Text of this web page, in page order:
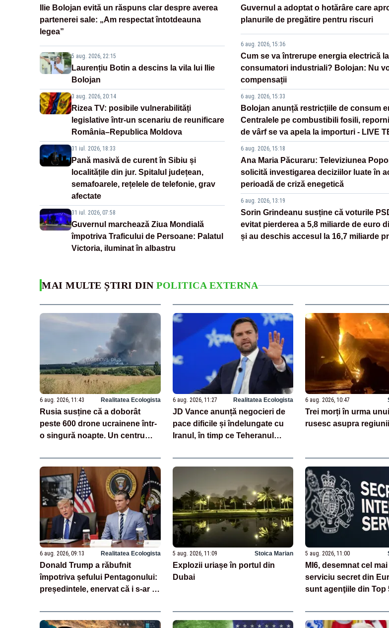
Ilie Bolojan evită un răspuns clar despre averea
partenerei sale: „Am respectat întotdeauna
legea”
5 aug. 2026, 22:15
Laurențiu Botin a descins la vila lui Ilie
Bolojan
3 aug. 2026, 20:14
Rizea TV: posibile vulnerabilități
legislative într-un scenariu de reunificare
România–Republica Moldova
31 iul. 2026, 18:33
Pană masivă de curent în Sibiu și
localitățile din jur. Spitalul județean,
semafoarele, rețelele de telefonie, grav
afectate
31 iul. 2026, 07:58
Guvernul marchează Ziua Mondială
împotriva Traficului de Persoane: Palatul
Victoria, iluminat în albastru
Guvernul a adoptat o hotărâre care
planurile de pregătire pentru riscuri
6 aug. 2026, 15:36
Cum se va întrerupe energia electrică
consumatori industriali? Bolojan: Nu
compensații
6 aug. 2026, 15:33
Bolojan anunță restricțiile de consum
Centralele pe combustibili fosili,
de vârf se va apela la importuri - LIVE
6 aug. 2026, 15:18
Ana Maria Păcuraru: Televiziunea
solicită investigarea deciziilor luate în
perioadă de criză enegetică
6 aug. 2026, 13:19
Sorin Grindeanu susține că voturile
evitat pierderea a 5,8 miliarde de euro
și au deschis accesul la 16,7 miliarde
MAI MULTE ȘTIRI DIN POLITICA EXTERNA
6 aug. 2026, 11:43 Realitatea Ecologista
Rusia susține că a doborât
peste 600 drone ucrainene într-
o singură noapte. Un centru
VIDEO
6 aug. 2026, 11:27 Realitatea Ecologista
JD Vance anunță negocieri de
pace dificile și îndelungate cu
Iranul, în timp ce Teheranul
SUA
6 aug. 2026, 10:47
Trei morți în urma
rusesc asupra
6 aug. 2026, 09:13 Realitatea Ecologista
Donald Trump a răbufnit
împotriva șefului Pentagonului:
președintele, enervat că i s-ar fi
SURSE
5 aug. 2026, 11:09 Stoica Marian
Explozii uriașe în portul din
Dubai
5 aug. 2026, 11:00
MI6, desemnat cel
serviciu secret din
sunt agenţiile din Top